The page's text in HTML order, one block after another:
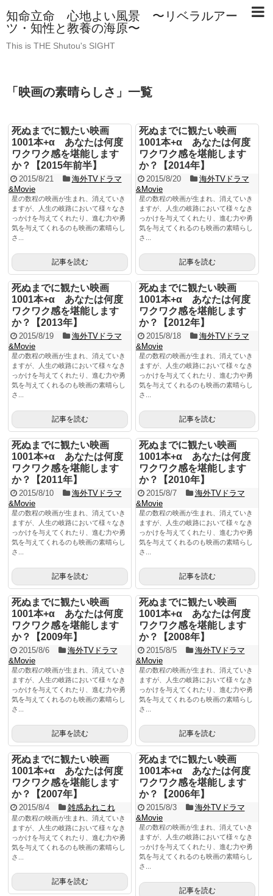
知命立命 心地よい風景 〜リベラルアー
ツ・知性と教養の海原〜
This is THE Shutou's SIGHT
「 映画の素晴らしさ 」 一覧
死ぬまでに観たい映画
1001本+α あなたは何度
ワクワク感を堪能します
か？【2015年前半】
2015/8/21
海外TVドラマ
&Movie
星の数程の映画が生まれ、消えていき
ますが、人生の岐路において様々なき
っかけを与えてくれたり、進む力や勇
気を与えてくれるのも映画の素晴らし
さ...
記事を読む
死ぬまでに観たい映画
1001本+α あなたは何度
ワクワク感を堪能します
か？【2014年】
2015/8/20
海外TVドラマ
&Movie
星の数程の映画が生まれ、消えていき
ますが、人生の岐路において様々なき
っかけを与えてくれたり、進む力や勇
気を与えてくれるのも映画の素晴らし
さ...
記事を読む
死ぬまでに観たい映画
1001本+α あなたは何度
ワクワク感を堪能します
か？【2013年】
2015/8/19
海外TVドラマ
&Movie
星の数程の映画が生まれ、消えていき
ますが、人生の岐路において様々なき
っかけを与えてくれたり、進む力や勇
気を与えてくれるのも映画の素晴らし
さ...
記事を読む
死ぬまでに観たい映画
1001本+α あなたは何度
ワクワク感を堪能します
か？【2012年】
2015/8/18
海外TVドラマ
&Movie
星の数程の映画が生まれ、消えていき
ますが、人生の岐路において様々なき
っかけを与えてくれたり、進む力や勇
気を与えてくれるのも映画の素晴らし
さ...
記事を読む
死ぬまでに観たい映画
1001本+α あなたは何度
ワクワク感を堪能します
か？【2011年】
2015/8/10
海外TVドラマ
&Movie
星の数程の映画が生まれ、消えていき
ますが、人生の岐路において様々なき
っかけを与えてくれたり、進む力や勇
気を与えてくれるのも映画の素晴らし
さ...
記事を読む
死ぬまでに観たい映画
1001本+α あなたは何度
ワクワク感を堪能します
か？【2010年】
2015/8/7
海外TVドラマ
&Movie
星の数程の映画が生まれ、消えていき
ますが、人生の岐路において様々なき
っかけを与えてくれたり、進む力や勇
気を与えてくれるのも映画の素晴らし
さ...
記事を読む
死ぬまでに観たい映画
1001本+α あなたは何度
ワクワク感を堪能します
か？【2009年】
2015/8/6
海外TVドラマ
&Movie
星の数程の映画が生まれ、消えていき
ますが、人生の岐路において様々なき
っかけを与えてくれたり、進む力や勇
気を与えてくれるのも映画の素晴らし
さ...
記事を読む
死ぬまでに観たい映画
1001本+α あなたは何度
ワクワク感を堪能します
か？【2008年】
2015/8/5
海外TVドラマ
&Movie
星の数程の映画が生まれ、消えていき
ますが、人生の岐路において様々なき
っかけを与えてくれたり、進む力や勇
気を与えてくれるのも映画の素晴らし
さ...
記事を読む
死ぬまでに観たい映画
1001本+α あなたは何度
ワクワク感を堪能します
か？【2007年】
2015/8/4 雑感あれこれ
星の数程の映画が生まれ、消えていき
ますが、人生の岐路において様々なき
っかけを与えてくれたり、進む力や勇
気を与えてくれるのも映画の素晴らし
さ...
記事を読む
死ぬまでに観たい映画
1001本+α あなたは何度
ワクワク感を堪能します
か？【2006年】
2015/8/3
海外TVドラマ
&Movie
星の数程の映画が生まれ、消えていき
ますが、人生の岐路において様々なき
っかけを与えてくれたり、進む力や勇
気を与えてくれるのも映画の素晴らし
さ...
記事を読む